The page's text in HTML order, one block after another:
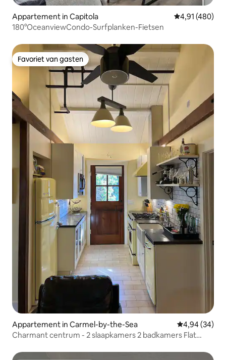
Appartement in Capitola Gemiddelde
4,91 (480)
180°OceanviewCondo-Surfplanken-Fietsen
Favoriet van gasten
Favoriet van gasten
Appartement in Carmel-by-the-Sea Gemiddelde
4,94 (34)
Charmant centrum - 2 slaapkamers 2 badkamers Flat